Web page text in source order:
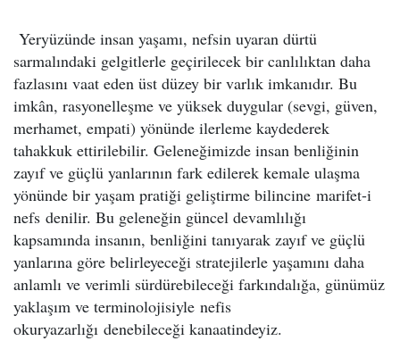
Yeryüzünde insan yaşamı, nefsin uyaran dürtü
sarmalındaki gelgitlerle geçirilecek bir canlılıktan daha
fazlasını vaat eden üst düzey bir varlık imkanıdır. Bu
imkân, rasyonelleşme ve yüksek duygular (sevgi, güven,
merhamet, empati) yönünde ilerleme kaydederek
tahakkuk ettirilebilir. Geleneğimizde insan benliğinin
zayıf ve güçlü yanlarının fark edilerek kemale ulaşma
yönünde bir yaşam pratiği geliştirme bilincine marifet-i
nefs denilir. Bu geleneğin güncel devamlılığı
kapsamında insanın, benliğini tanıyarak zayıf ve güçlü
yanlarına göre belirleyeceği stratejilerle yaşamını daha
anlamlı ve verimli sürdürebileceği farkındalığa, günümüz
yaklaşım ve terminolojisiyle nefis
okuryazarlığı denebileceği kanaatindeyiz.